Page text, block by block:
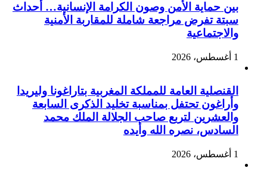
بين حماية الأمن وصون الكرامة الإنسانية… أحداث
سبتة تفرض مراجعة شاملة للمقاربة الأمنية
والاجتماعية
1 أغسطس، 2026
القنصلية العامة للمملكة المغربية بتاراغونا وليريدا
وأراغون تحتفل بمناسبة تخليد الذكرى السابعة
والعشرين لتربع صاحب الجلالة الملك محمد
السادس، نصره الله وأيده
1 أغسطس، 2026